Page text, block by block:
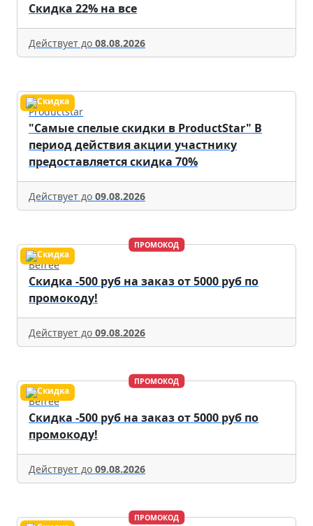
Скидка 22% на все
Действует до 08.08.2026
Productstar
"Самые спелые скидки в ProductStar" В
период действия акции участнику
предоставляется скидка 70%
Действует до 09.08.2026
ПРОМОКОД
Befree
Скидка -500 руб на заказ от 5000 руб по
промокоду!
Действует до 09.08.2026
ПРОМОКОД
Befree
Скидка -500 руб на заказ от 5000 руб по
промокоду!
Действует до 09.08.2026
ПРОМОКОД